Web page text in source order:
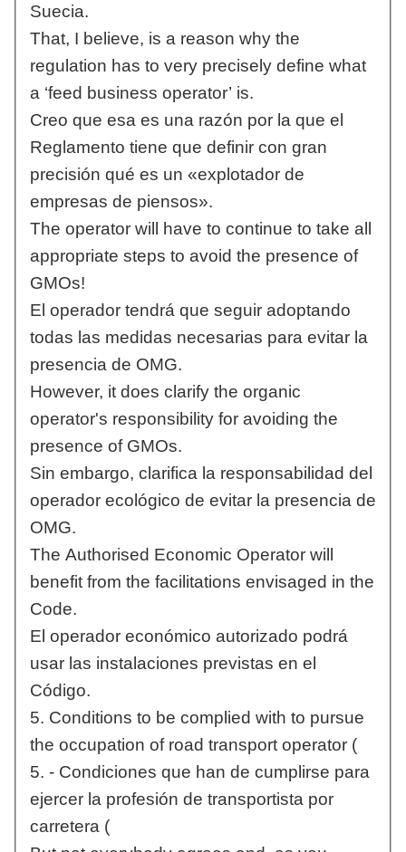
Suecia.
That, I believe, is a reason why the
regulation has to very precisely define what
a ‘feed business operator’ is.
Creo que esa es una razón por la que el
Reglamento tiene que definir con gran
precisión qué es un «explotador de
empresas de piensos».
The operator will have to continue to take all
appropriate steps to avoid the presence of
GMOs!
El operador tendrá que seguir adoptando
todas las medidas necesarias para evitar la
presencia de OMG.
However, it does clarify the organic
operator's responsibility for avoiding the
presence of GMOs.
Sin embargo, clarifica la responsabilidad del
operador ecológico de evitar la presencia de
OMG.
The Authorised Economic Operator will
benefit from the facilitations envisaged in the
Code.
El operador económico autorizado podrá
usar las instalaciones previstas en el
Código.
5. Conditions to be complied with to pursue
the occupation of road transport operator (
5. - Condiciones que han de cumplirse para
ejercer la profesión de transportista por
carretera (